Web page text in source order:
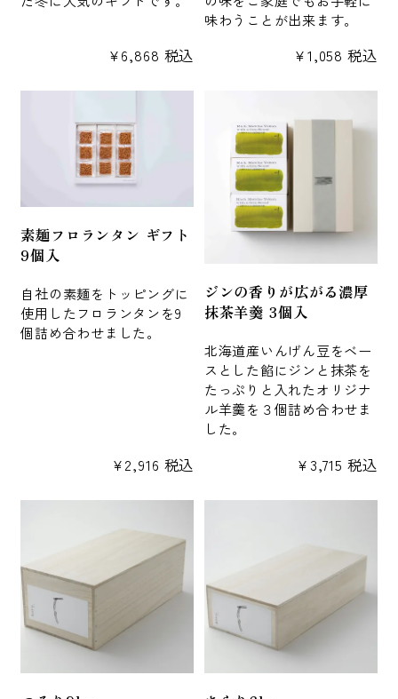
¥6,868 税込
味わうことが出来ます。
¥1,058 税込
素麺フロランタン ギフト
9個入
自社の素麺をトッピングに
使用したフロランタンを9
個詰め合わせました。
¥2,916 税込
ジンの香りが広がる濃厚
抹茶羊羹 3個入
北海道産いんげん豆をベー
スとした餡にジンと抹茶を
たっぷりと入れたオリジナ
ル羊羹を３個詰め合わせま
した。
¥ 3,715 税込